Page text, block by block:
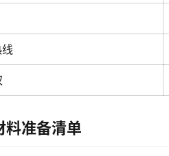
料准备清单